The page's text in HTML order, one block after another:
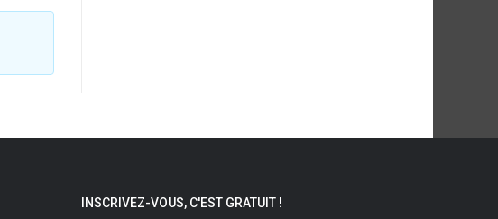
INSCRIVEZ-VOUS, C'EST GRATUIT !